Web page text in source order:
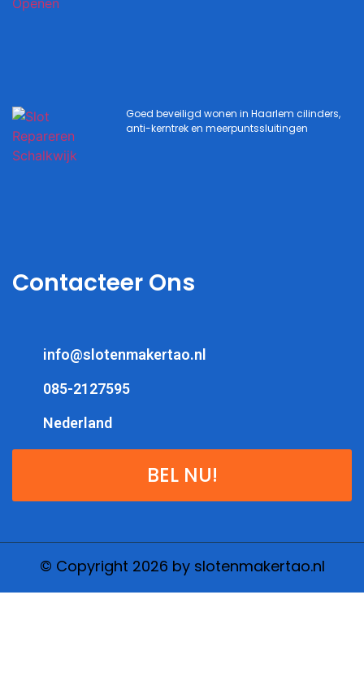
Goed beveiligd wonen in Haarlem cilinders,
anti-kerntrek en meerpuntssluitingen
Contacteer Ons
info@slotenmakertao.nl
085-2127595
Nederland
BEL NU!
© Copyright 2026 by slotenmakertao.nl